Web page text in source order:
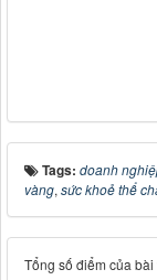
Tags: doanh
vàng, sức khoẻ thể
Tổng số điểm của